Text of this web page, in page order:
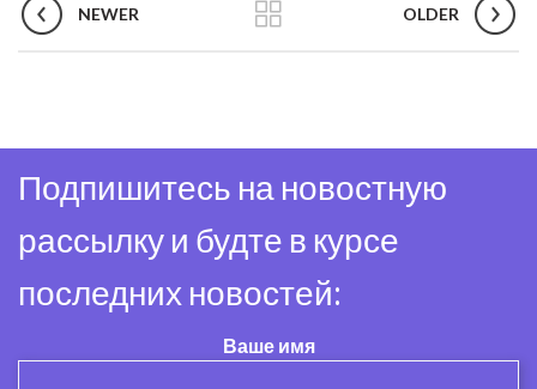
NEWER OLDER
Подпишитесь на новостную
рассылку и будте в курсе
последних новостей:
Ваше имя